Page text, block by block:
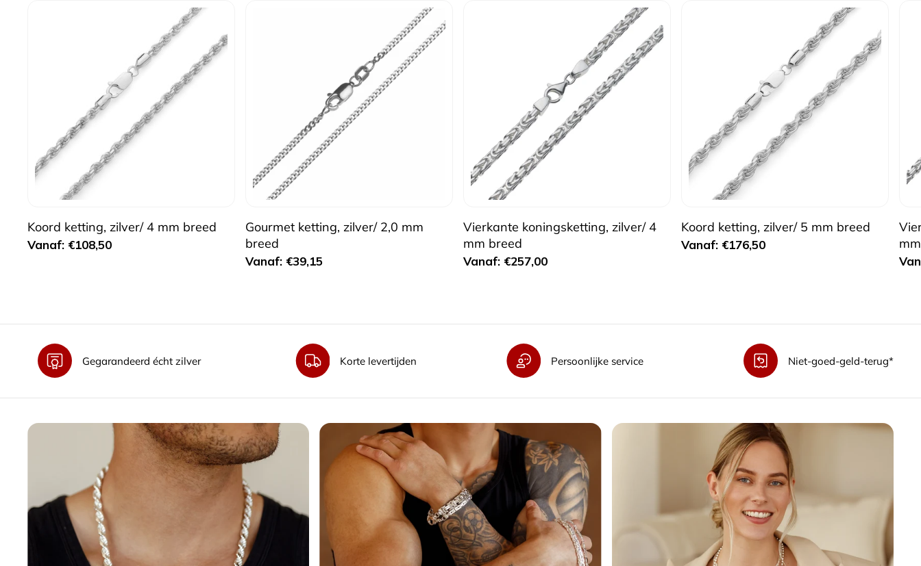
Koord ketting, zilver/ 4 mm breed
Normale
Vanaf: €108,50
Gourmet ketting, zilver/ 2,0 mm
breed
Normale
Vanaf: €39,15
Vierkante koningsketting, zilver/ 4
mm breed
Normale
Vanaf: €257,00
Koord ketting, zilver/ 5 mm breed
Normale
Vanaf: €176,50
Gegarandeerd écht zilver Korte levertijden Persoonlijke service Niet-goed-geld-terug*